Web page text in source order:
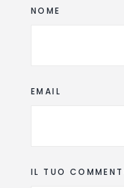
NOME
EMAIL
IL TUO